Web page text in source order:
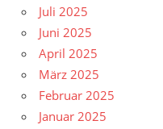
Juli 2025
Juni 2025
April 2025
März 2025
Februar 2025
Januar 2025